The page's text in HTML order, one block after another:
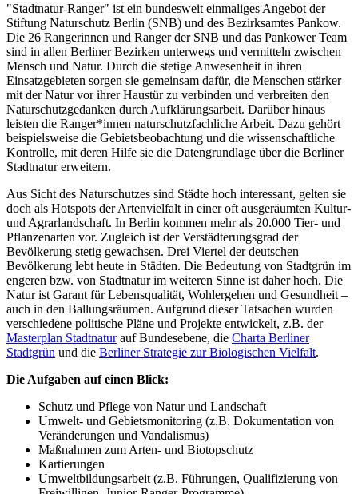
"Stadtnatur-Ranger" ist ein bundesweit einmaliges Angebot der
Stiftung Naturschutz Berlin (SNB) und des Bezirksamtes Pankow.
Die 26 Rangerinnen und Ranger der SNB und das Pankower Team
sind in allen Berliner Bezirken unterwegs und vermitteln zwischen
Mensch und Natur. Durch die stetige Anwesenheit in ihren
Einsatzgebieten sorgen sie gemeinsam dafür, die Menschen stärker
mit der Natur vor ihrer Haustür zu verbinden und verbreiten den
Naturschutzgedanken durch Aufklärungsarbeit. Darüber hinaus
leisten die Ranger*innen naturschutzfachliche Arbeit. Dazu gehört
beispielsweise die Gebietsbeobachtung und die wissenschaftliche
Kontrolle, mit deren Hilfe sie die Datengrundlage über die Berliner
Stadtnatur erweitern.
Aus Sicht des Naturschutzes sind Städte hoch interessant, gelten sie
doch als Hotspots der Artenvielfalt in einer oft ausgeräumten Kultur-
und Agrarlandschaft. In Berlin kommen mehr als 20.000 Tier- und
Pflanzenarten vor. Zugleich ist der Verstädterungsgrad der
Bevölkerung stetig gewachsen. Drei Viertel der deutschen
Bevölkerung lebt heute in Städten. Die Bedeutung von Stadtgrün im
engeren bzw. von Stadtnatur im weiteren Sinne ist daher hoch. Die
Natur ist Garant für Lebensqualität, Wohlergehen und Gesundheit –
auch in den Ballungsräumen. Aufgrund dieser Tatsachen wurden
verschiedene politische Pläne und Projekte entwickelt, z.B. der
Masterplan Stadtnaturauf Bundesebene, die Charta Berliner
Stadtgrün und die Berliner Strategie zur Biologischen Vielfalt.
Die Aufgaben auf einen Blick:
Schutz und Pflege von Natur und Landschaft
Umwelt- und Gebietsmonitoring (z.B. Dokumentation von
Veränderungen und Vandalismus)
Maßnahmen zum Arten- und Biotopschutz
Kartierungen
Umweltbildungsarbeit (z.B. Führungen, Qualifizierung von